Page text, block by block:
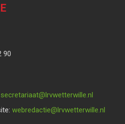
90
taairaterces@lrvwetterwille.nl
eitcaderbew@lrvwetterwille.nl